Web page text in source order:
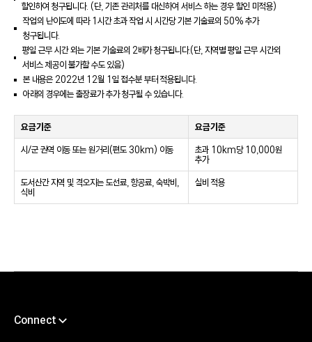
할인하여 청구됩니다. (단, 기존 관리처를 대신하여 서비스 하는 경우 할인 미적용)
작업의 난이도에 따라 1시간 초과 작업 시 시간당 기본 기술료의 50% 추가
청구됩니다.
평일 근무 시간 외는 기본 기술료의 2배가 청구됩니다.(단, 지역별 평일 근무 시간외
서비스 제공이 불가할 수도 있음)
본 내용은 2022년 12월 1일 접수분 부터 적용됩니다.
아래의 경우에는 출장료가 추가 청구될 수 있습니다.
요금기준 요금기준
시/군 권역 이동 또는 원거리(편도 30km) 이동
초과 10km당 10,000원
추가
도서산간 지역 및 격오지는 도선료, 항공료, 숙박비,
식비
실비 적용
Connect